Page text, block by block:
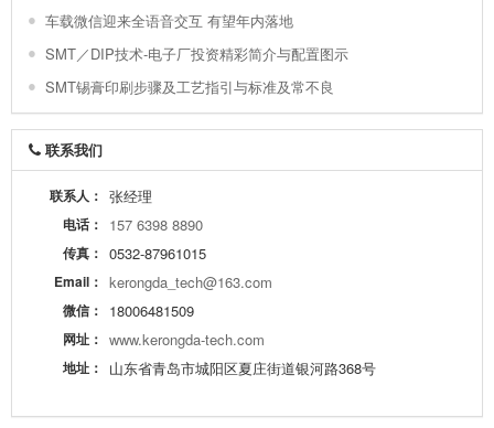
车载微信迎来全语音交互 有望年内落地
SMT／DIP技术-电子厂投资精彩简介与配置图示
SMT锡膏印刷步骤及工艺指引与标准及常不良
联系我们
联系人： 张经理
电话： 157 6398 8890
传真： 0532-87961015
Email： kerongda_tech@163.com
微信： 18006481509
网址： www.kerongda-tech.com
地址： 山东省青岛市城阳区夏庄街道银河路368号